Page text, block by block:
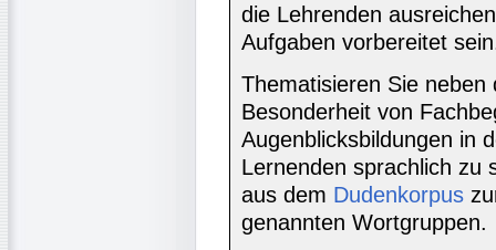
die Lehrenden
Aufgaben vorbereitet
Thematisieren Sie
Besonderheit von
Augenblicksbildungen in
Lernenden sprachlich zu
aus dem Dudenkorpus
genannten Wortgruppen.